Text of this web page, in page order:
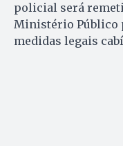
policial será
Ministério Público
medidas legais